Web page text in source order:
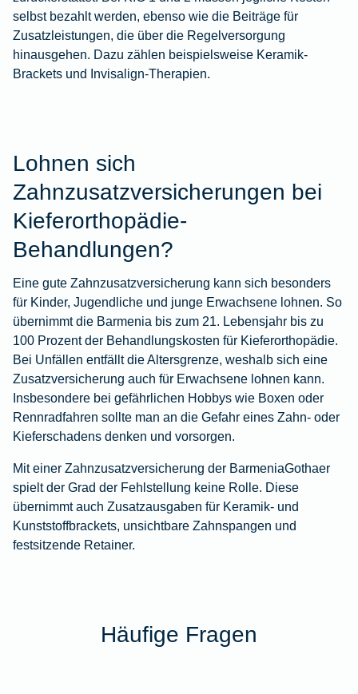
selbst bezahlt werden, ebenso wie die Beiträge für
Zusatzleistungen, die über die Regelversorgung
hinausgehen. Dazu zählen beispielsweise Keramik-
Brackets und Invisalign-Therapien.
Lohnen sich
Zahnzusatzversicherungen bei
Kieferorthopädie-
Behandlungen?
Eine gute Zahnzusatzversicherung kann sich besonders
für Kinder, Jugendliche und junge Erwachsene lohnen. So
übernimmt die Barmenia bis zum 21. Lebensjahr bis zu
100 Prozent der Behandlungskosten für Kieferorthopädie.
Bei Unfällen entfällt die Altersgrenze, weshalb sich eine
Zusatzversicherung auch für Erwachsene lohnen kann.
Insbesondere bei gefährlichen Hobbys wie Boxen oder
Rennradfahren sollte man an die Gefahr eines Zahn- oder
Kieferschadens denken und vorsorgen.
Mit einer Zahnzusatzversicherung der BarmeniaGothaer
spielt der Grad der Fehlstellung keine Rolle. Diese
übernimmt auch Zusatzausgaben für Keramik- und
Kunststoffbrackets, unsichtbare Zahnspangen und
festsitzende Retainer.
Häufige Fragen